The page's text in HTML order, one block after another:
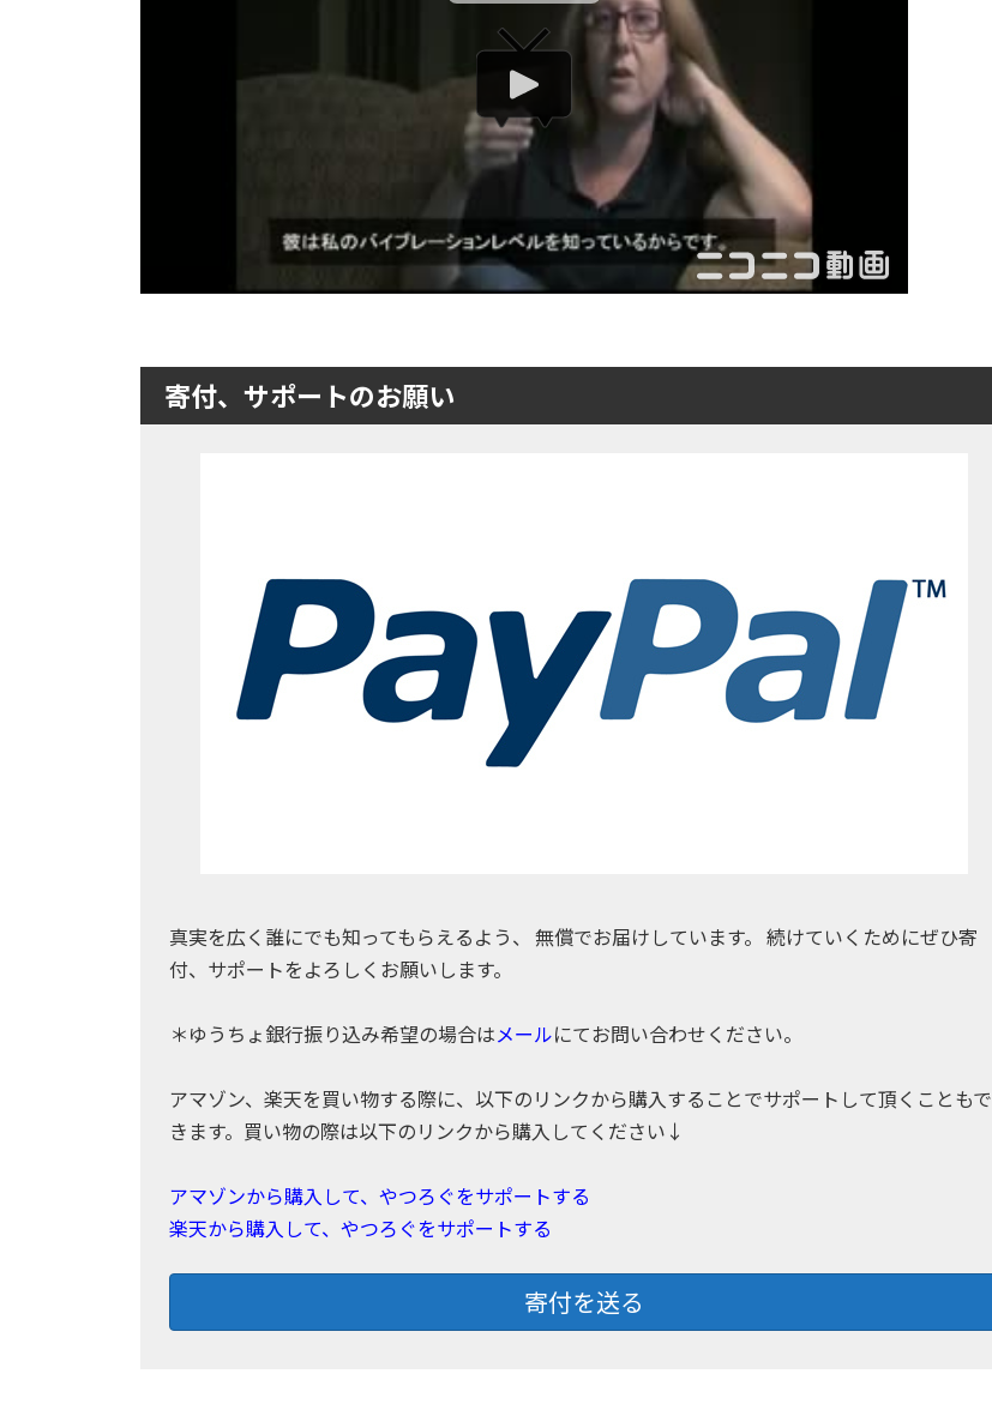
寄付、サポートのお願い
真実を広く誰にでも知ってもらえるよう、 無償でお届けしています。 続けていくためにぜひ寄
付、サポートをよろしくお願いします。
＊ゆうちょ銀行振り込み希望の場合は メールにてお問い合わせください。
アマゾン、楽天を買い物する際に、以下のリンクから購入することでサポートして頂くこともで
きます。買い物の際は以下のリンクから購入してください↓
アマゾンから購入して、やつろぐをサポートする
楽天から購入して、やつろぐをサポートする
寄付を送る